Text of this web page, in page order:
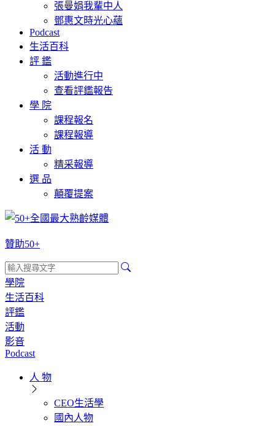
張曼娟我輩中人
鄧惠文時光心蘊
Podcast
生活百科
評 鑑
活動進行中
查看評鑑報告
學 院
課程報名
課程報導
活 動
精采報導
選 品
顛覆提案
贊助50+
學院
生活百科
評鑑
活動
影音
Podcast
人 物
CEO生活學
國內人物